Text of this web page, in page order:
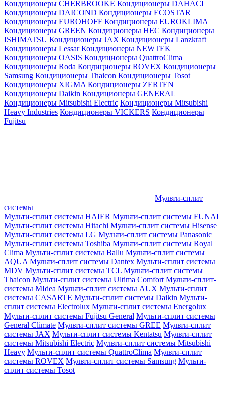
Кондиционеры CHERBROOKE Кондиционеры DAHACI
Кондиционеры DAICOND Кондиционеры ECOSTAR
Кондиционеры EUROHOFF Кондиционеры EUROKLIMA
Кондиционеры GREEN Кондиционеры HEC Кондиционеры
ISHIMATSU Кондиционеры JAX Кондиционеры Lanzkraft
Кондиционеры Lessar Кондиционеры NEWTEK
Кондиционеры OASIS Кондиционеры QuattroClima
Кондиционеры Roda Кондиционеры ROVEX Кондиционеры
Samsung Кондиционеры Thaicon Кондиционеры Tosot
Кондиционеры XIGMA Кондиционеры ZERTEN
Кондиционеры Daikin Кондиционеры GENERAL
Кондиционеры Mitsubishi Electric Кондиционеры Mitsubishi
Heavy Industries Кондиционеры VICKERS Кондиционеры
Fujitsu
Мульти-сплит
системы
Мульти-сплит системы HAIER Мульти-сплит системы FUNAI
Мульти-сплит системы Hitachi Мульти-сплит системы Hisense
Мульти-сплит системы LG Мульти-сплит системы Panasonic
Мульти-сплит системы Toshiba Мульти-сплит системы Royal
Clima Мульти-сплит системы Ballu Мульти-сплит системы
AQUA Мульти-сплит системы Dantex Мульти-сплит системы
MDV Мульти-сплит системы TCL Мульти-сплит системы
Thaicon Мульти-сплит системы Ultima Comfort Мульти-сплит-
системы MIdea Мульти-сплит системы AUX Мульти-сплит
системы CASARTE Мульти-сплит системы Daikin Мульти-
сплит системы Electrolux Мульти-сплит системы Energolux
Мульти-сплит системы Fujitsu General Мульти-сплит системы
General Climate Мульти-сплит системы GREE Мульти-сплит
системы JAX Мульти-сплит системы Kentatsu Мульти-сплит
системы Mitsubishi Electric Мульти-сплит системы Mitsubishi
Heavy Мульти-сплит системы QuattroClima Мульти-сплит
системы ROVEX Мульти-сплит системы Samsung Мульти-
сплит системы Tosot